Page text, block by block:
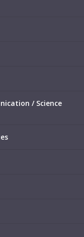
/ Science